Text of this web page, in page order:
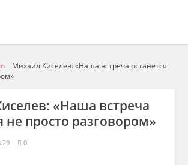
Михаил Киселев: «Наша встреча останется
«Наша встреча
не просто разговором»
0